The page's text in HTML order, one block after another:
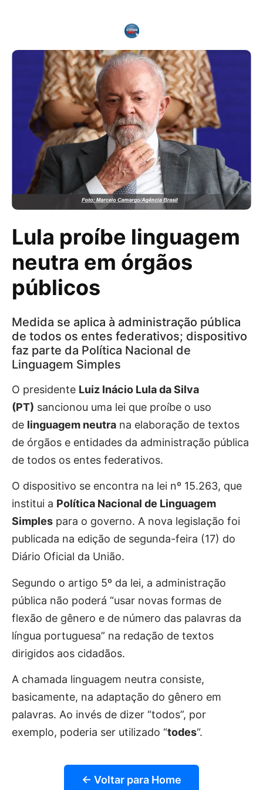
Lula proíbe linguagem
neutra em órgãos
públicos
Medida se aplica à administração pública
de todos os entes federativos; dispositivo
faz parte da Política Nacional de
Linguagem Simples
O presidente Luiz Inácio Lula da Silva
(PT) sancionou uma lei que proíbe o uso
de linguagem neutra na elaboração de textos
de órgãos e entidades da administração pública
de todos os entes federativos.
O dispositivo se encontra na lei nº 15.263, que
institui a Política Nacional de Linguagem
Simples para o governo. A nova legislação foi
publicada na edição de segunda-feira (17) do
Diário Oficial da União.
Segundo o artigo 5º da lei, a administração
pública não poderá “usar novas formas de
flexão de gênero e de número das palavras da
língua portuguesa” na redação de textos
dirigidos aos cidadãos.
A chamada linguagem neutra consiste,
basicamente, na adaptação do gênero em
palavras. Ao invés de dizer “todos”, por
exemplo, poderia ser utilizado “todes“.
← Voltar para Home